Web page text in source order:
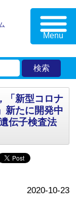
Menu
「新型コロナ
新たに開発中
伝子検査法
2020-10-23